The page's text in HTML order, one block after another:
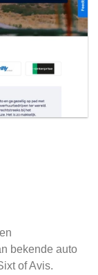
bekende auto
of Avis.